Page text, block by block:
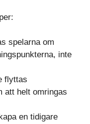
spelarna om
inte
flyttas
att helt omringas
en tidigare